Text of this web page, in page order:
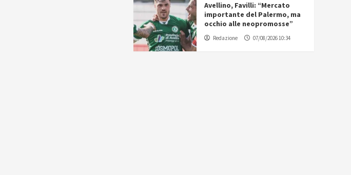
Avellino, Favilli: “Mercato
importante del Palermo, ma
occhio alle neopromosse”
Redazione 07/08/2026 10:34